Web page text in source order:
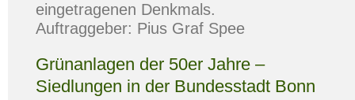
eingetragenen Denkmals.
Auftraggeber: Pius Graf Spee
Grünanlagen der 50er Jahre –
Siedlungen in der Bundesstadt Bonn